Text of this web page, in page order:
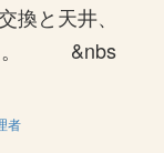
と天井、
た。 &nbs
者